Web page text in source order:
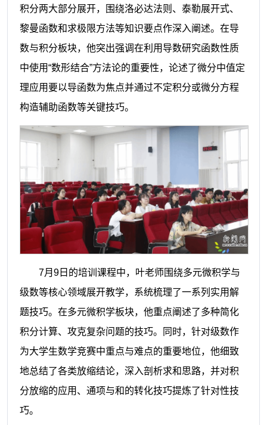
积分两大部分展开，围绕洛必达法则、泰勒展开式、
黎曼函数和求极限方法等知识要点作深入阐述。在导
数与积分板块，他突出强调在利用导数研究函数性质
中使用“数形结合”方法论的重要性，论述了微分中值定
理应用要以导函数为焦点并通过不定积分或微分方程
构造辅助函数等关键技巧。
7月9日的培训课程中，叶老师围绕多元微积学与
级数等核心领域展开教学，系统梳理了一系列实用解
题技巧。在多元微积学板块，他重点阐述了多种简化
积分计算、攻克复杂问题的技巧。同时，针对级数作
为大学生数学竞赛中重点与难点的重要地位，他细致
地总结了各类放缩结论，深入剖析求和思路，并对积
分放缩的应用、通项与和的转化技巧提炼了针对性技
巧。